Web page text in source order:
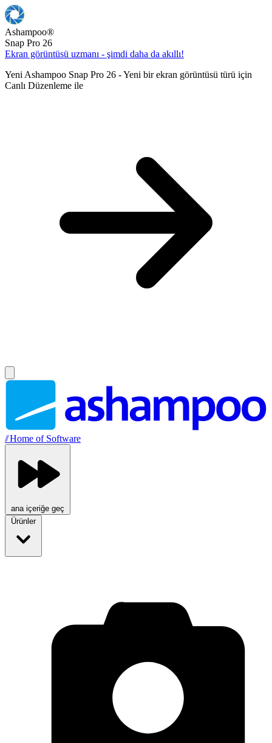
Ashampoo®
Snap Pro 26
Ekran görüntüsü uzmanı - şimdi daha da akıllı!
Yeni Ashampoo Snap Pro 26 - Yeni bir ekran görüntüsü türü için
Canlı Düzenleme ile
//Home of Software
ana içeriğe geç
Ürünler